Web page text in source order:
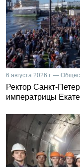
6 августа 2026 г. —
Ректор Санкт-
императрицы